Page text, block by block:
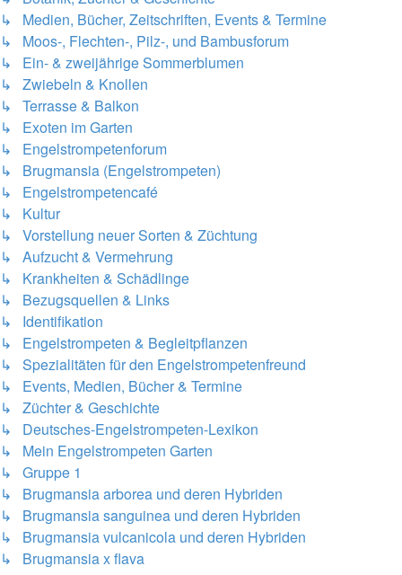
↳ Medien, Bücher, Zeitschriften, Events & Termine
↳ Moos-, Flechten-, Pilz-, und Bambusforum
↳ Ein- & zweijährige Sommerblumen
↳ Zwiebeln & Knollen
↳ Terrasse & Balkon
↳ Exoten im Garten
↳ Engelstrompetenforum
↳ Brugmansia (Engelstrompeten)
↳ Engelstrompetencafé
↳ Kultur
↳ Vorstellung neuer Sorten & Züchtung
↳ Aufzucht & Vermehrung
↳ Krankheiten & Schädlinge
↳ Bezugsquellen & Links
↳ Identifikation
↳ Engelstrompeten & Begleitpflanzen
↳ Spezialitäten für den Engelstrompetenfreund
↳ Events, Medien, Bücher & Termine
↳ Züchter & Geschichte
↳ Deutsches-Engelstrompeten-Lexikon
↳ Mein Engelstrompeten Garten
↳ Gruppe 1
↳ Brugmansia arborea und deren Hybriden
↳ Brugmansia sanguinea und deren Hybriden
↳ Brugmansia vulcanicola und deren Hybriden
↳ Brugmansia x flava